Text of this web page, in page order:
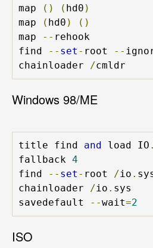
map
() ( hd0 )
map
( hd0 )
()
map
-- rehook
find
-- set - root --
chainloader
/cmldr
Windows 98/ME
title find and load IO .
fallback 4
find
-- set - root /io .
chainloader
/io . sys
savedefault
--wait=2
ISO